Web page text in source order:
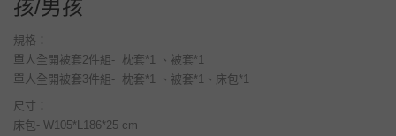
孩/男孩
規格：
單人全開被套2件組- 枕套*1 、被套*1
單人全開被套3件組- 枕套*1 、被套*1、床包*1
尺寸：
床包- W105*L186*25 cm